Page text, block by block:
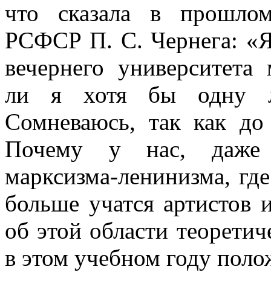
что сказала в
РСФСР П. С. Чернега: «Я
вечер­него
ли я хотя бы одну
Сомневаюсь, так как
Почему у нас, даже
марксизма-ленинизма,
больше учатся артистов
об этой области
в этом учебном году